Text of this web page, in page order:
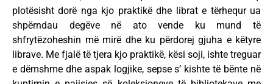
plotësisht dorë nga kjo praktikë dhe librat e tërhequr ua
shpërndau degëve në ato vende ku mund të
shfrytëzoheshin më mirë dhe ku përdorej gjuha e këtyre
librave. Me fjalë të tjera kjo praktikë, kësi soji, ishte treguar
e dëmshme dhe aspak logjike, sepse s’ kishte të bënte në